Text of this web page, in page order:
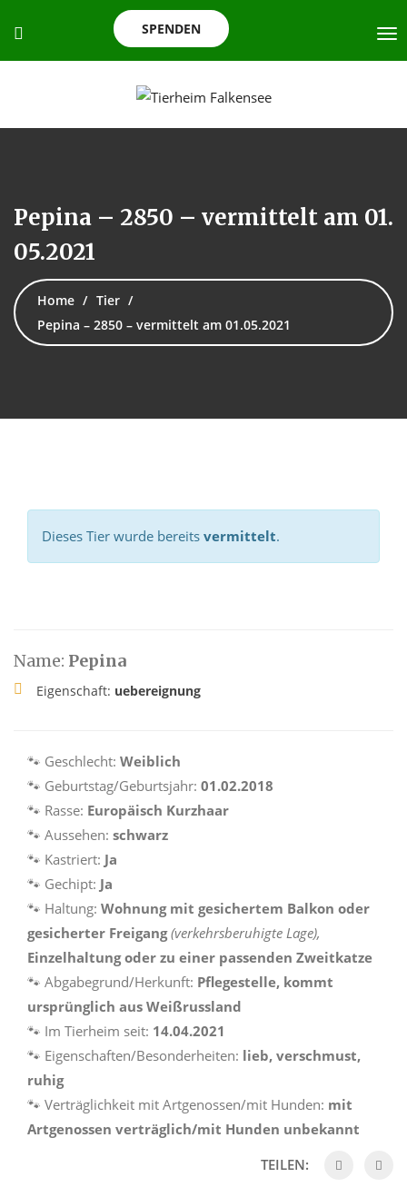
SPENDEN
Pepina – 2850 – vermittelt am 01.
05.2021
Home
Tier
Pepina – 2850 – vermittelt am 01.05.2021
Dieses Tier wurde bereits vermittelt.
Name: Pepina
Eigenschaft: uebereignung
🐾 Geschlecht: Weiblich
🐾 Geburtstag/Geburtsjahr: 01.02.2018
🐾 Rasse: Europäisch Kurzhaar
🐾 Aussehen: schwarz
🐾 Kastriert: Ja
🐾 Gechipt: Ja
🐾 Haltung: Wohnung mit gesichertem Balkon oder
gesicherter Freigang (verkehrsberuhigte Lage),
Einzelhaltung oder zu einer passenden Zweitkatze
🐾 Abgabegrund/Herkunft: Pflegestelle, kommt
ursprünglich aus Weißrussland
🐾 Im Tierheim seit: 14.04.2021
🐾 Eigenschaften/Besonderheiten: lieb, verschmust,
ruhig
🐾 Verträglichkeit mit Artgenossen/mit Hunden: mit
Artgenossen verträglich/mit Hunden unbekannt
TEILEN: